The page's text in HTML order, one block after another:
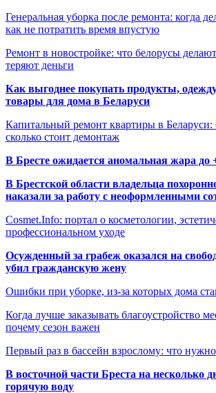
Генеральная уборка после ремонта: когда
как не потратить время впустую
Ремонт в новостройке: что белорусы
теряют деньги
Как выгоднее покупать продукты,
товары для дома в Беларуси
Капитальный ремонт квартиры в Беларуси:
сколько стоит демонтаж
В Бресте ожидается аномальная жара до
В Брестской области владельца
наказали за работу с неоформленными
Cosmet.Info: портал о косметологии,
профессиональном уходе
Осужденный за грабеж оказался на
убил гражданскую жену
Ошибки при уборке, из-за которых дома
Когда лучше заказывать благоустройство
почему сезон важен
Первый раз в бассейн взрослому: что нужно
В восточной части Бреста на несколько
горячую воду